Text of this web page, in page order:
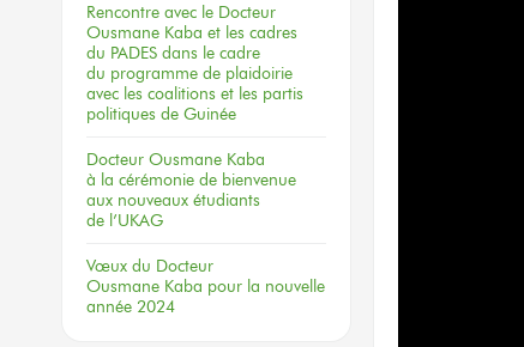
Rencontre avec le Docteur
Ousmane Kaba et les cadres
du PADES dans le cadre
du programme de plaidoirie
avec les coalitions et les partis
politiques de Guinée
Docteur Ousmane Kaba
à la cérémonie de bienvenue
aux nouveaux étudiants
de l’UKAG
Vœux du Docteur
Ousmane Kaba pour la nouvelle
année 2024